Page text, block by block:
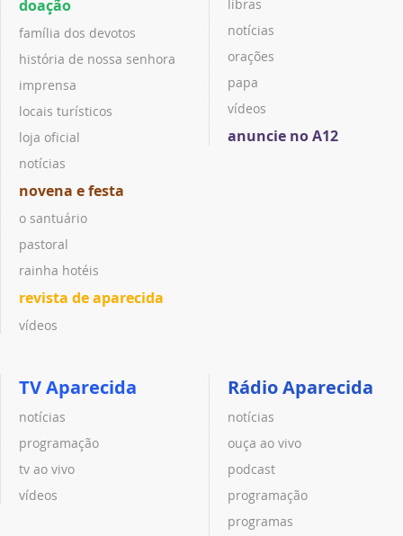
doação
família dos devotos
história de nossa senhora
imprensa
locais turísticos
loja oficial
notícias
novena e festa
o santuário
pastoral
rainha hotéis
revista de aparecida
vídeos
libras
notícias
orações
papa
vídeos
anuncie no A12
TV Aparecida
notícias
programação
tv ao vivo
vídeos
Rádio Aparecida
notícias
ouça ao vivo
podcast
programação
programas